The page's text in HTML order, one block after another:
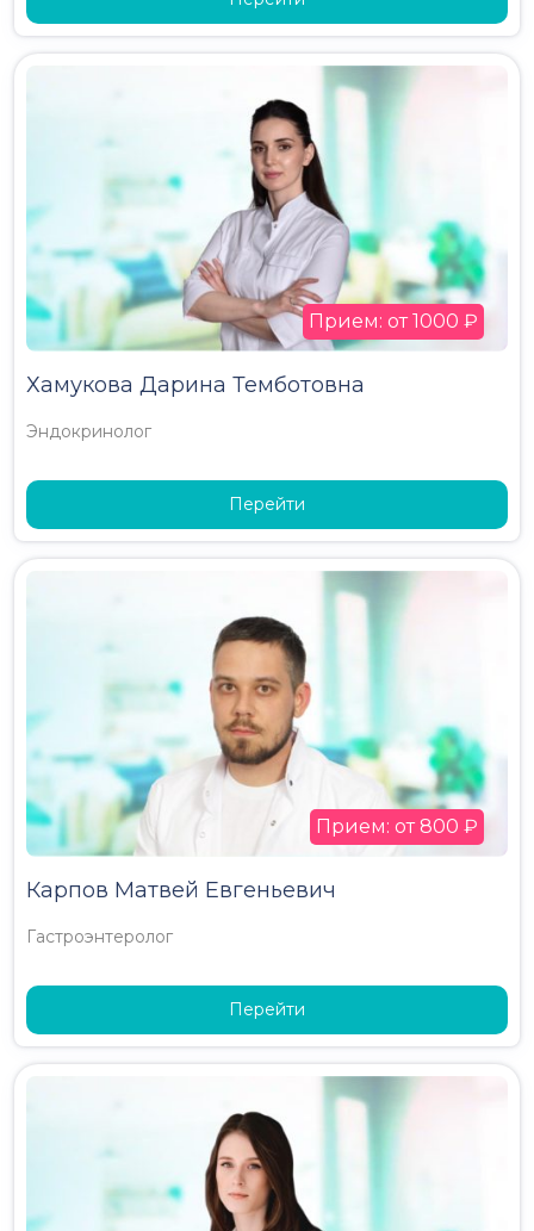
Хамукова Дарина Темботовна
Эндокринолог
Прием: от 1000 ₽
Перейти
Карпов Матвей Евгеньевич
Гастроэнтеролог
Прием: от 800 ₽
Перейти